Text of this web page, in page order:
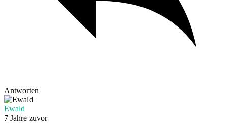
Antworten
Ewald
7 Jahre zuvor